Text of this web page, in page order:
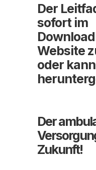
Der
sofort im
Website
oder kann
Der
Zukunft!